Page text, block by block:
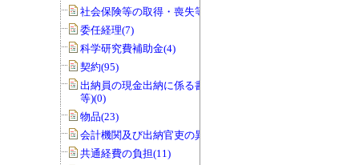
社会保険等の取得・喪失等(0)
委任経理(7)
科学研究費補助金(4)
契約(95)
出納員の現金出納に係る書類(交付伝票
等)(0)
物品(23)
会計機関及び出納官吏の異動(0)
共通経費の負担(11)